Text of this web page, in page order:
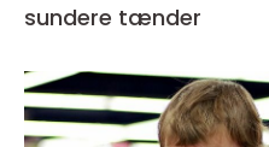
sundere tænder